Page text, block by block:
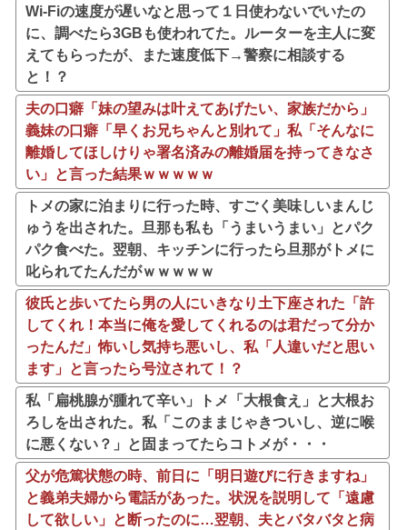
Wi-Fiの速度が遅いなと思って１日使わないでいたの
に、調べたら3GBも使われてた。ルーターを主人に変
えてもらったが、また速度低下→警察に相談する
と！？
夫の口癖「妹の望みは叶えてあげたい、家族だから」
義妹の口癖「早くお兄ちゃんと別れて」私「そんなに
離婚してほしけりゃ署名済みの離婚届を持ってきなさ
い」と言った結果ｗｗｗｗｗ
トメの家に泊まりに行った時、すごく美味しいまんじ
ゅうを出された。旦那も私も「うまいうまい」とパク
パク食べた。翌朝、キッチンに行ったら旦那がトメに
叱られてたんだがｗｗｗｗｗ
彼氏と歩いてたら男の人にいきなり土下座された「許
してくれ！本当に俺を愛してくれるのは君だって分か
ったんだ」怖いし気持ち悪いし、私「人違いだと思い
ます」と言ったら号泣されて！？
私「扁桃腺が腫れて辛い」トメ「大根食え」と大根お
ろしを出された。私「このままじゃきついし、逆に喉
に悪くない？」と固まってたらコトメが・・・
父が危篤状態の時、前日に「明日遊びに行きますね」
と義弟夫婦から電話があった。状況を説明して「遠慮
して欲しい」と断ったのに…翌朝、夫とバタバタと病